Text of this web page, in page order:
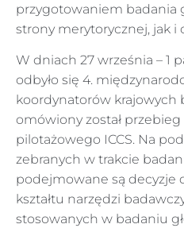
przygotowaniem badania
strony merytorycznej, jak i
W dniach 27 września – 1
odbyło się 4.
koordynatorów krajowych
omówiony został
pilotażowego ICCS. Na
zebranych w trakcie
podejmowane są decyzje
kształtu narzędzi
stosowanych w badaniu